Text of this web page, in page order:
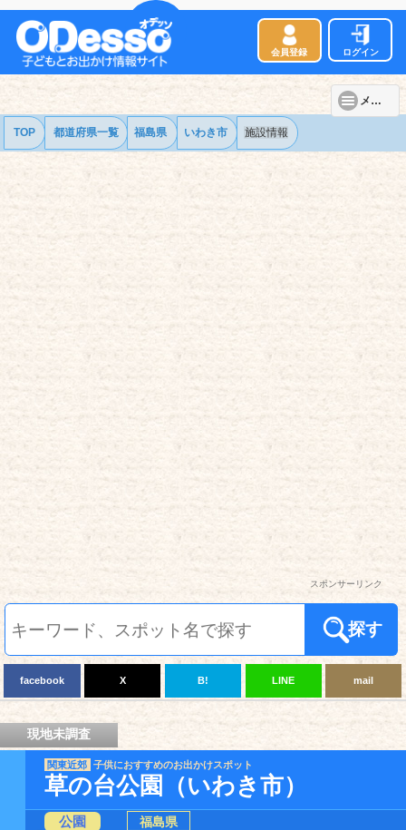
会員登録 ログイン
メニュー
TOP 都道府県一覧 福島県 いわき市 施設情報
スポンサーリンク
探す
facebook X B! LINE mail
現地未調査
関東近郊 子供におすすめのお出かけスポット
草の台公園（いわき市）
公園
福島県